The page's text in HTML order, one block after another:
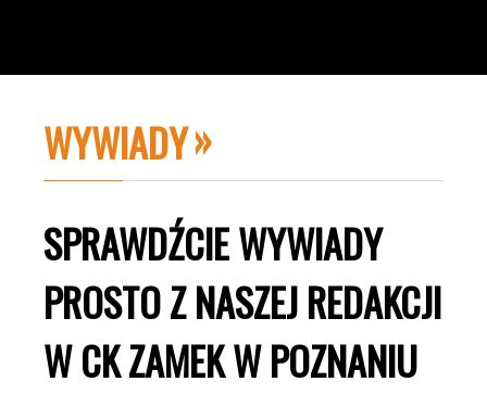
WYWIADY
SPRAWDŹCIE WYWIADY
PROSTO Z NASZEJ REDAKCJI
W CK ZAMEK W POZNANIU